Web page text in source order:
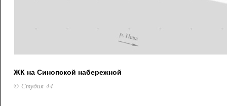
ЖК на Синопской набережной
© Студия 44